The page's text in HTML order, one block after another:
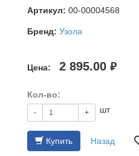
Артикул: 00-00004568
Бренд: Узола
Цена: 2 895.00 руб.
Кол-во:
- + шт
Купить Назад